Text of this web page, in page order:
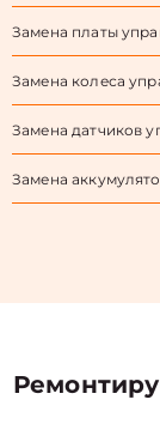
Замена платы
Замена колеса
Замена датчиков
Замена